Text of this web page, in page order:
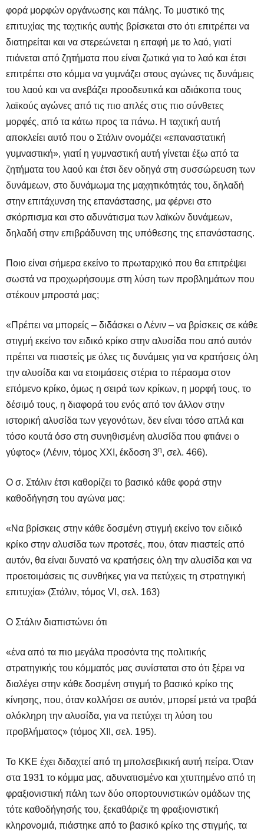
φορά μορφών οργάνωσης και πάλης. Το μυστικό της
επιτυχίας της ταχτικής αυτής βρίσκεται στο ότι επιτρέπει να
διατηρείται και να στερεώνεται η επαφή με το λαό, γιατί
πιάνεται από ζητήματα που είναι ζωτικά για το λαό και έτσι
επιτρέπει στο κόμμα να γυμνάζει στους αγώνες τις δυνάμεις
του λαού και να ανεβάζει προοδευτικά και αδιάκοπα τους
λαϊκούς αγώνες από τις πιο απλές στις πιο σύνθετες
μορφές, από τα κάτω προς τα πάνω. Η ταχτική αυτή
αποκλείει αυτό που ο Στάλιν ονομάζει «επαναστατική
γυμναστική», γιατί η γυμναστική αυτή γίνεται έξω από τα
ζητήματα του λαού και έτσι δεν οδηγά στη συσσώρευση των
δυνάμεων, στο δυνάμωμα της μαχητικότητάς του, δηλαδή
στην επιτάχυνση της επανάστασης, μα φέρνει στο
σκόρπισμα και στο αδυνάτισμα των λαϊκών δυνάμεων,
δηλαδή στην επιβράδυνση της υπόθεσης της επανάστασης.
Ποιο είναι σήμερα εκείνο το πρωταρχικό που θα επιτρέψει
σωστά να προχωρήσουμε στη λύση των προβλημάτων που
στέκουν μπροστά μας;
«Πρέπει να μπορείς – διδάσκει ο Λένιν – να βρίσκεις σε κάθε
στιγμή εκείνο τον ειδικό κρίκο στην αλυσίδα που από αυτόν
πρέπει να πιαστείς με όλες τις δυνάμεις για να κρατήσεις όλη
την αλυσίδα και να ετοιμάσεις στέρια το πέρασμα στον
επόμενο κρίκο, όμως η σειρά των κρίκων, η μορφή τους, το
δέσιμό τους, η διαφορά του ενός από τον άλλον στην
ιστορική αλυσίδα των γεγονότων, δεν είναι τόσο απλά και
τόσο κουτά όσο στη συνηθισμένη αλυσίδα που φτιάνει ο
γύφτος» (Λένιν, τόμος ΧΧΙ, έκδοση 3η, σελ. 466).
Ο σ. Στάλιν έτσι καθορίζει το βασικό κάθε φορά στην
καθοδήγηση του αγώνα μας:
«Να βρίσκεις στην κάθε δοσμένη στιγμή εκείνο τον ειδικό
κρίκο στην αλυσίδα των προτσές, που, όταν πιαστείς από
αυτόν, θα είναι δυνατό να κρατήσεις όλη την αλυσίδα και να
προετοιμάσεις τις συνθήκες για να πετύχεις τη στρατηγική
επιτυχία» (Στάλιν, τόμος VI, σελ. 163)
Ο Στάλιν διαπιστώνει ότι
«ένα από τα πιο μεγάλα προσόντα της πολιτικής
στρατηγικής του κόμματός μας συνίσταται στο ότι ξέρει να
διαλέγει στην κάθε δοσμένη στιγμή το βασικό κρίκο της
κίνησης, που, όταν κολλήσει σε αυτόν, μπορεί μετά να τραβά
ολόκληρη την αλυσίδα, για να πετύχει τη λύση του
προβλήματος» (τόμος ΧΙΙ, σελ. 195).
Το ΚΚΕ έχει διδαχτεί από τη μπολσεβικική αυτή πείρα. Όταν
στα 1931 το κόμμα μας, αδυνατισμένο και χτυπημένο από τη
φραξιονιστική πάλη των δύο οπορτουνιστικών ομάδων της
τότε καθοδήγησής του, ξεκαθάριζε τη φραξιονιστική
κληρονομιά, πιάστηκε από το βασικό κρίκο της στιγμής, τα